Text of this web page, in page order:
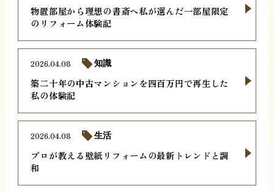
物置部屋から理想の書斎へ私が選んだ一部屋限定
のリフォーム体験記
築二十年の中古マンションを四百万円で再生した
私の体験記
2026.04.08 知識
プロが教える壁紙リフォームの最新トレンドと調
和
2026.04.08 生活